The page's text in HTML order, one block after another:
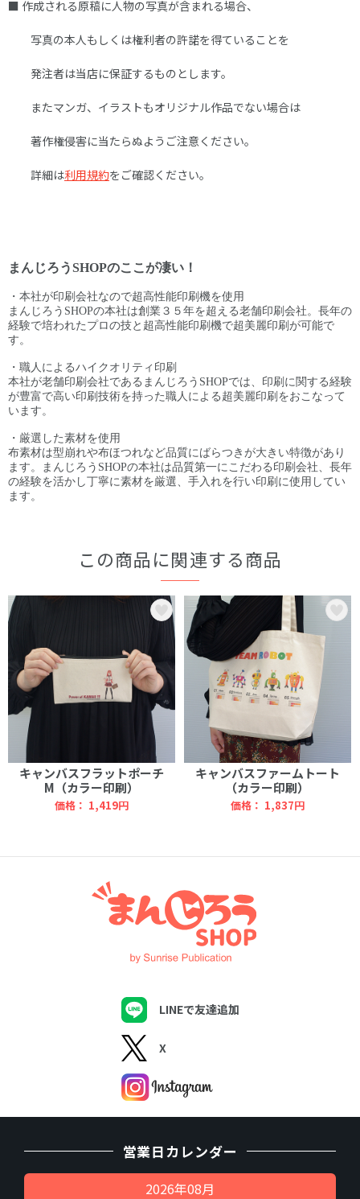
■ 作成される原稿に人物の写真が含まれる場合、
写真の本人もしくは権利者の許諾を得ていることを
発注者は当店に保証するものとします。
またマンガ、イラストもオリジナル作品でない場合は
著作権侵害に当たらぬようご注意ください。
詳細は利用規約をご確認ください。
まんじろうSHOPのここが凄い！
・本社が印刷会社なので超高性能印刷機を使用
まんじろうSHOPの本社は創業３５年を超える老舗印刷会社。長年の
経験で培われたプロの技と超高性能印刷機で超美麗印刷が可能で
す。
・職人によるハイクオリティ印刷
本社が老舗印刷会社であるまんじろうSHOPでは、印刷に関する経験
が豊富で高い印刷技術を持った職人による超美麗印刷をおこなって
います。
・厳選した素材を使用
布素材は型崩れや布ほつれなど品質にばらつきが大きい特徴があり
ます。まんじろうSHOPの本社は品質第一にこだわる印刷会社、長年
の経験を活かし丁寧に素材を厳選、手入れを行い印刷に使用してい
ます。
この商品に関連する商品
キャンバスフラットポーチ
M（カラー印刷）
価格： 1,419円
キャンバスファームトート
（カラー印刷）
価格： 1,837円
LINEで友達追加
X
営業日カレンダー
2026年08月